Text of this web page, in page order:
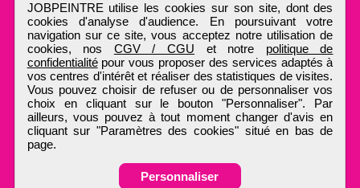
JOBPEINTRE utilise les cookies sur son site, dont des
cookies d'analyse d'audience. En poursuivant votre
navigation sur ce site, vous acceptez notre utilisation de
cookies, nos CGV / CGU et notre politique de
confidentialitépour vous proposer des services adaptés à
vos centres d'intérêt et réaliser des statistiques de visites.
Vous pouvez choisir de refuser ou de personnaliser vos
choix en cliquant sur le bouton "Personnaliser". Par
ailleurs, vous pouvez à tout moment changer d'avis en
cliquant sur "Paramètres des cookies" situé en bas de
page.
Personnaliser